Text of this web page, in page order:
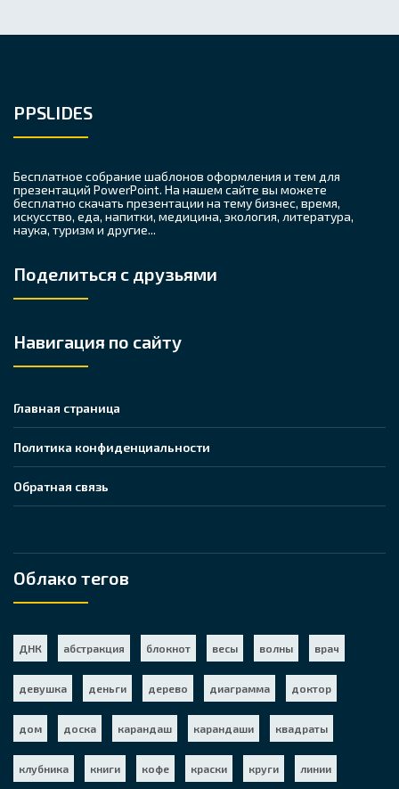
PPSLIDES
Бесплатное собрание шаблонов оформления и тем для
презентаций PowerPoint. На нашем сайте вы можете
бесплатно скачать презентации на тему бизнес, время,
искусство, еда, напитки, медицина, экология, литература,
наука, туризм и другие...
Поделиться с друзьями
Навигация по сайту
Главная страница
Политика конфиденциальности
Обратная связь
Облако тегов
ДНК абстракция блокнот весы волны врач
девушка деньги дерево диаграмма доктор
дом доска карандаш карандаши квадраты
клубника книги кофе краски круги линии